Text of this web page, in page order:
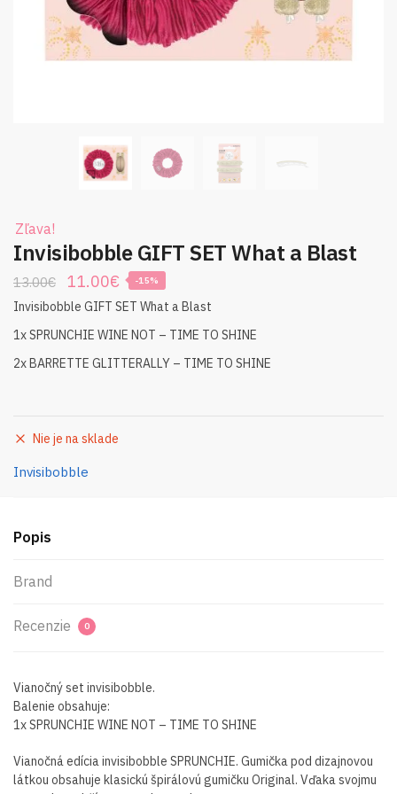
Zľava!
Invisibobble GIFT SET What a Blast
13.00€
Original
price
was:
11.00€ Current
price
is:
-15%
Invisibobble GIFT SET What a Blast
1x SPRUNCHIE WINE NOT – TIME TO SHINE
2x BARRETTE GLITTERALLY – TIME TO SHINE
Nie je na sklade
Invisibobble
Popis
Brand
Recenzie 0
Vianočný set invisibobble.
Balenie obsahuje:
1x SPRUNCHIE WINE NOT – TIME TO SHINE
Vianočná edícia invisibobble SPRUNCHIE. Gumička pod dizajnovou
látkou obsahuje klasickú špirálovú gumičku Original. Vďaka svojmu